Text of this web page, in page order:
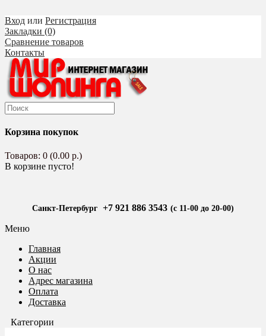
Вход или Регистрация
Закладки (0)
Сравнение товаров
Контакты
Корзина покупок
Товаров: 0 (0.00 р.)
В корзине пусто!
Санкт-Петербург +7 921 886 3543 (с 11-00 до 20-00)
Меню
Главная
Акции
О нас
Адрес магазина
Оплата
Доставка
Категории